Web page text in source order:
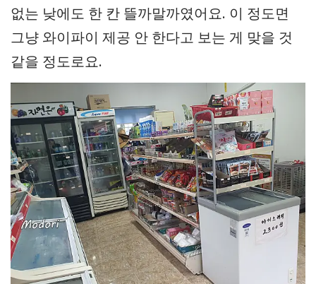
없는 낮에도 한 칸 뜰까말까였어요. 이 정도면
그냥 와이파이 제공 안 한다고 보는 게 맞을 것
같을 정도로요.